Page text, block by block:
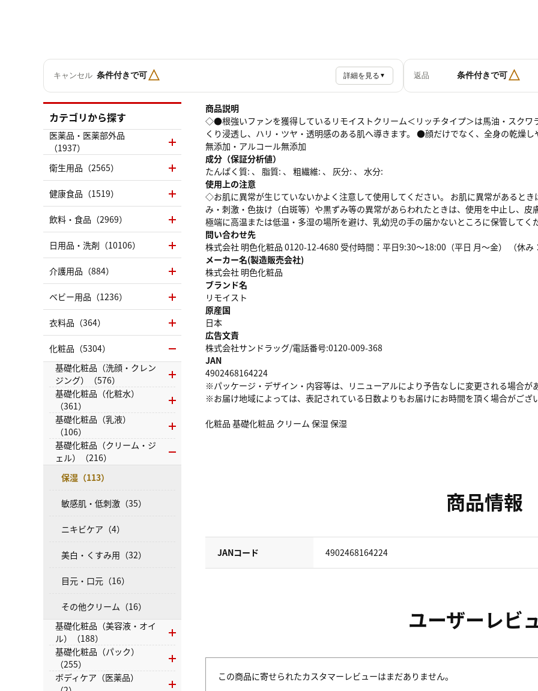
キャンセル 条件付きで可△ 詳細を見る ▼ 返品 条件付きで可△
商品説明
◇●根強いファンを獲得しているリモイストクリーム＜リッチタイプ＞は馬油・スク
くり浸透し、ハリ・ツヤ・透明感のある肌へ導きます。 ●顔だけでなく、全身の乾燥
無添加・アルコール無添加
成分（保証分析値）
たんぱく質: 、 脂質: 、 粗繊維: 、 灰分: 、 水分:
使用上の注意
◇お肌に異常が生じていないかよく注意して使用してください。 お肌に異常があると
み・刺激・色抜け（白斑等）や黒ずみ等の異常があらわれたときは、使用を中止し、皮
極端に高温または低温・多湿の場所を避け、乳幼児の手の届かないところに保管してく
問い合わせ先
株式会社 明色化粧品 0120-12-4680 受付時間：平日9:30～18:00（平日 月～金） （休み
メーカー名(製造販売会社)
株式会社 明色化粧品
ブランド名
リモイスト
原産国
日本
広告文責
株式会社サンドラッグ/電話番号:0120-009-368
JAN
4902468164224
※パッケージ・デザイン・内容等は、リニューアルにより予告なしに変更される場合が
※お届け地域によっては、表記されている日数よりもお届けにお時間を頂く場合がござい
化粧品 基礎化粧品 クリーム 保湿 保湿
商品情報
JANコード 4902468164224
ユーザーレビ
この商品に寄せられたカスタマーレビューはまだありません。
カテゴリから探す
医薬品・医薬部外品
（1937）
衛生用品（2565）
健康食品（1519）
飲料・食品（2969）
日用品・洗剤（10106）
介護用品（884）
ベビー用品（1236）
衣料品（364）
化粧品（5304）
基礎化粧品（洗顔・クレン
ジング）（576）
基礎化粧品（化粧水）
（361）
基礎化粧品（乳液）
（106）
基礎化粧品（クリーム・ジ
ェル）（216）
保湿（113）
敏感肌・低刺激（35）
ニキビケア（4）
美白・くすみ用（32）
目元・口元（16）
その他クリーム（16）
基礎化粧品（美容液・オイ
ル）（188）
基礎化粧品（パック）
（255）
ボディケア（医薬品）